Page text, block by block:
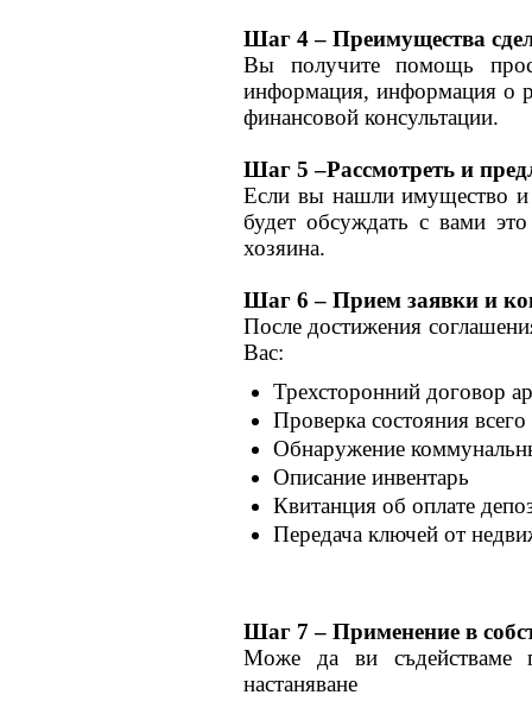
Шаг 4 – Преимущества
Вы получите помощь
информация, информация о
финансовой консультации.
Шаг 5 –Рассмотреть и
Если вы нашли имущество и
будет обсуждать с вами
хозяина.
Шаг 6 – Прием заявки и
После достижения
Вас:
Трехсторонний договор
Проверка состояния
Обнаружение
Описание инвентарь
Квитанция об оплате
Передача ключей от
Шаг 7 – Применение в
Може да ви съдействаме
настаняване